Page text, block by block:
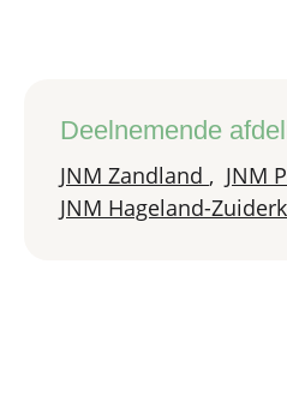
Deelnemende
JNM Zandland , JNM
JNM Hageland-